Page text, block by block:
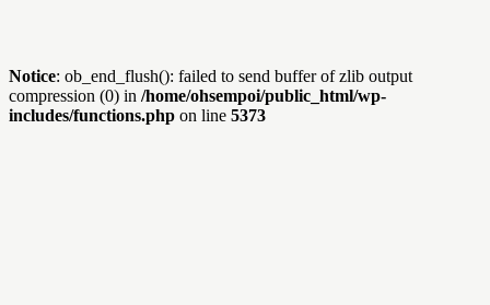
Notice: ob_end_flush(): failed to send buffer of zlib output
compression (0) in /home/ohsempoi/public_html/wp-
includes/functions.php on line 5373